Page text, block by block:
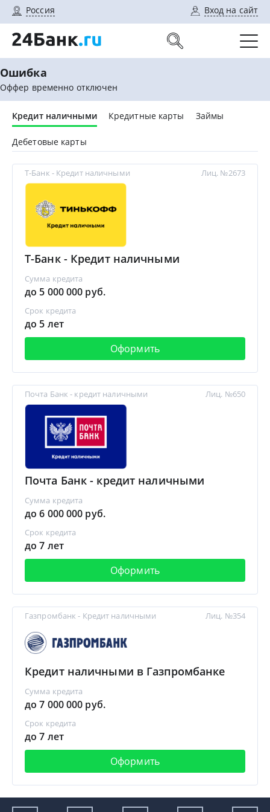
Россия Вход на сайт
Ошибка
Оффер временно отключен
Кредит наличными Кредитные карты Займы
Дебетовые карты
Т-Банк - Кредит наличными
Т-Банк - Кредит наличными
Сумма кредита
до 5 000 000 руб.
Срок кредита
до 5 лет
Оформить
Лиц. №2673
Почта Банк - кредит наличными
Почта Банк - кредит наличными
Сумма кредита
до 6 000 000 руб.
Срок кредита
до 7 лет
Оформить
Лиц. №650
Газпромбанк - Кредит наличными
Кредит наличными в Газпромбанке
Сумма кредита
до 7 000 000 руб.
Срок кредита
до 7 лет
Оформить
Лиц. №354